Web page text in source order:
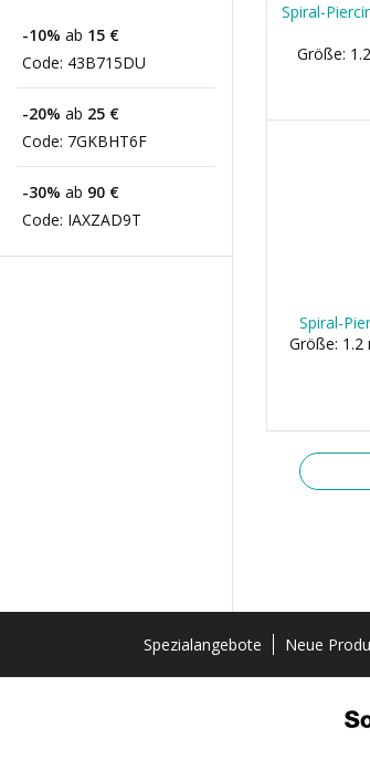
-10% ab 15 €
Code: 43B715DU
-20% ab 25 €
Code: 7GKBHT6F
-30% ab 90 €
Code: IAXZAD9T
Spiral-
Größe:
Spiral-
Größe:
Spezialangebote Neue